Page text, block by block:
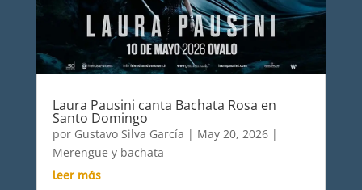
Laura Pausini canta Bachata Rosa en
Santo Domingo
por Gustavo Silva García | May 20, 2026|
Merengue y bachata
leer más